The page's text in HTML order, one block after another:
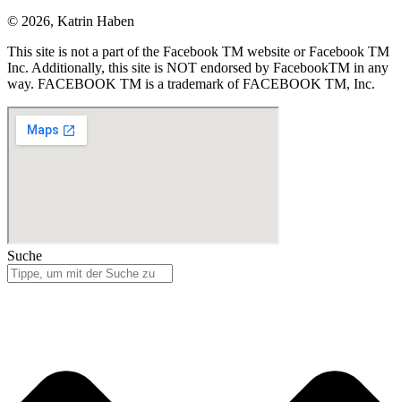
© 2026, Katrin Haben
This site is not a part of the Facebook TM website or Facebook TM
Inc. Additionally, this site is NOT endorsed by FacebookTM in any
way. FACEBOOK TM is a trademark of FACEBOOK TM, Inc.
Suche